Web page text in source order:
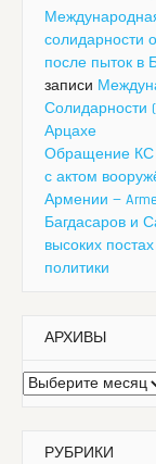
солидарности
после пыток в
записи
Солидарности
Арцахе
Обращение КС
с актом
Армении —
Багдасаров и
высоких
политики
АРХИВЫ
Архивы
РУБРИКИ